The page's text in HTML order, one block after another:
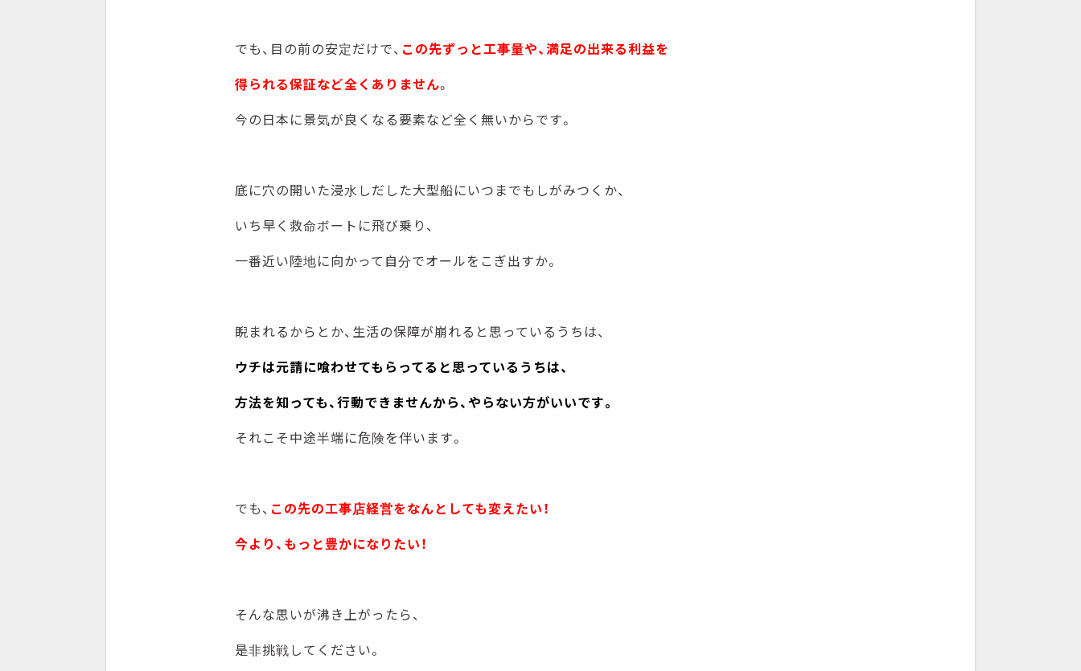
でも、目の前の安定だけで、 この先ずっと工事量や、満足の出来る利益を
得られる保証など全くありません。
今の日本に景気が良くなる要素など全く無いからです。
底に穴の開いた浸水しだした大型船にいつまでもしがみつくか、
いち早く救命ボートに飛び乗り、
一番近い陸地に向かって自分でオールをこぎ出すか。
睨まれるからとか、生活の保障が崩れると思っているうちは、
ウチは元請に喰わせてもらってると思っているうちは、
方法を知っても、行動できませんから、やらない方がいいです。
それこそ中途半端に危険を伴います。
でも、 この先の工事店経営をなんとしても変えたい！
今より、もっと豊かになりたい！
そんな思いが沸き上がったら、
是非挑戦してください。